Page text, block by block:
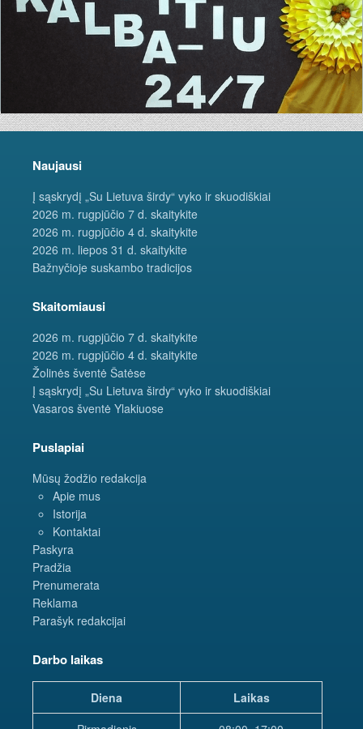
Naujausi
Į sąskrydį „Su Lietuva širdy“ vyko ir skuodiškiai
2026 m. rugpjūčio 7 d. skaitykite
2026 m. rugpjūčio 4 d. skaitykite
2026 m. liepos 31 d. skaitykite
Bažnyčioje suskambo tradicijos
Skaitomiausi
2026 m. rugpjūčio 7 d. skaitykite
2026 m. rugpjūčio 4 d. skaitykite
Žolinės šventė Šatėse
Į sąskrydį „Su Lietuva širdy“ vyko ir skuodiškiai
Vasaros šventė Ylakiuose
Puslapiai
Mūsų žodžio redakcija
Apie mus
Istorija
Kontaktai
Paskyra
Pradžia
Prenumerata
Reklama
Parašyk redakcijai
Darbo laikas
Diena
Laikas